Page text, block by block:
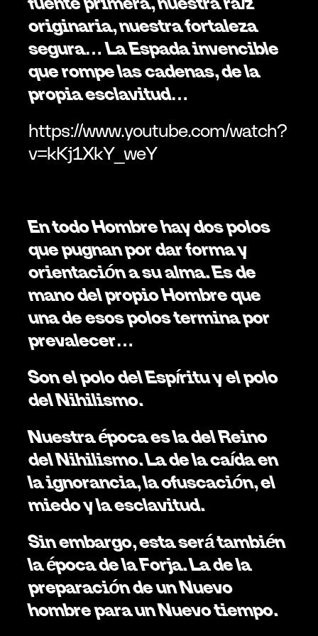
originaria, nuestra fortaleza
segura… La Espada invencible
que rompe las cadenas, de la
propia esclavitud…
https://www.youtube.com/watch?
v=kKj1XkY_weY
En todo Hombre hay dos polos
que pugnan por dar forma y
orientación a su alma. Es de
mano del propio Hombre que
una de esos polos termina por
prevalecer…
Son el polo del Espíritu y el polo
del Nihilismo.
Nuestra época es la del Reino
del Nihilismo. La de la caída en
la ignorancia, la ofuscación, el
miedo y la esclavitud.
Sin embargo, esta será también
la época de la Forja. La de la
preparación de un Nuevo
hombre para un Nuevo tiempo.